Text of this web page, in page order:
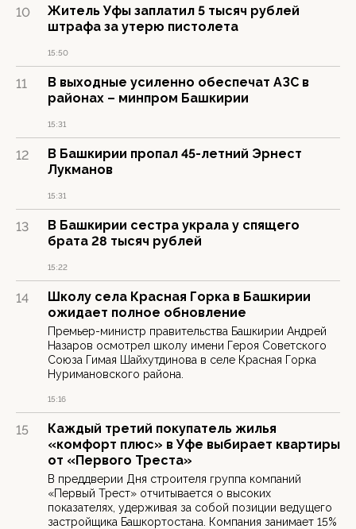
10
Житель Уфы заплатил 5 тысяч рублей
штрафа за утерю пистолета
15:50
11
В выходные усиленно обеспечат АЗС в
районах – минпром Башкирии
15:31
12
В Башкирии пропал 45-летний Эрнест
Лукманов
15:31
13
В Башкирии сестра украла у спящего
брата 28 тысяч рублей
15:22
14
Школу села Красная Горка в Башкирии
ожидает полное обновление
Премьер-министр правительства Башкирии Андрей
Назаров осмотрел школу имени Героя Советского
Союза Гимая Шайхутдинова в селе Красная Горка
Нуримановского района.
15:16
15
Каждый третий покупатель жилья
«комфорт плюс» в Уфе выбирает квартиры
от «Первого Треста»
В преддверии Дня строителя группа компаний
«Первый Трест» отчитывается о высоких
показателях, удерживая за собой позиции ведущего
застройщика Башкортостана. Компания занимает 15%